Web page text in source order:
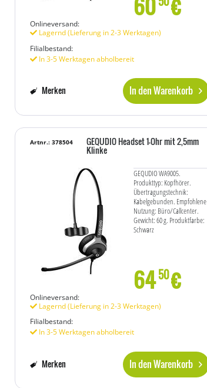
Onlineversand:
Lagernd (Lieferung in 2-3 Werktagen)
Filialbestand:
In 3-5 Werktagen abholbereit
In den Warenkorb
Merken
GEQUDIO Headset 1-Ohr mit 2,5mm
Klinke
GEQUDIO WA9005.
Produkttyp: Kopfhörer.
Übertragungstechnik:
Kabelgebunden. Empfohlene
Nutzung: Büro/Callcenter.
Gewicht: 60 g. Produktfarbe:
Schwarz
Artnr.: 378504
6450€
Onlineversand:
Lagernd (Lieferung in 2-3 Werktagen)
Filialbestand:
In 3-5 Werktagen abholbereit
In den Warenkorb
Merken